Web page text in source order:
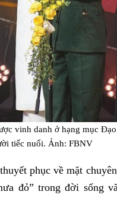
vinh danh ở hạng mục
tiếc nuối. Ảnh: FBNV
phục về mặt
đỏ” trong đời sống